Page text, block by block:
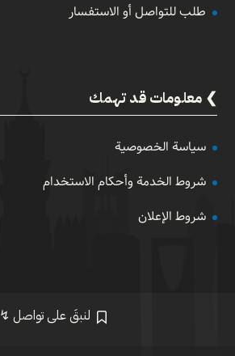
طلب للتواصل أو الاستفسار
معلومات قد تهمك
سياسة الخصوصية
شروط الخدمة وأحكام الاستخدام
شروط الإعلان
لنبقَ على تواصل ↯